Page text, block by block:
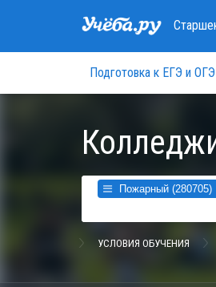
Подготовка к ЕГЭ и ОГЭ
Пожарный (280705)
УСЛОВИЯ ОБУЧЕНИЯ